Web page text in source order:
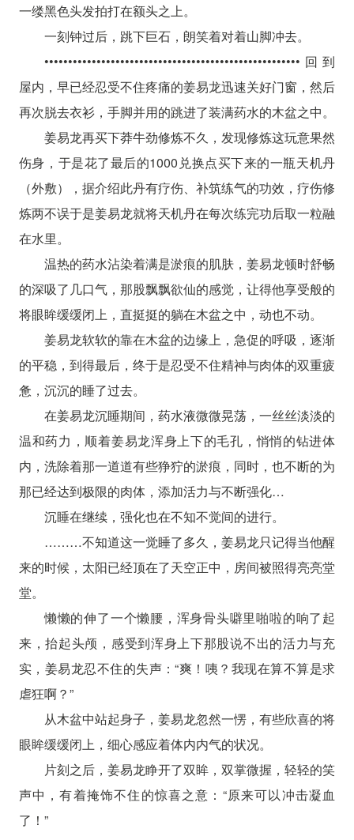
一缕黑色头发拍打在额头之上。
一刻钟过后，跳下巨石，朗笑着对着山脚冲去。
••••••••••••••••••••••••••••••••••••••••••••••••••••••回到
屋内，早已经忍受不住疼痛的姜易龙迅速关好门窗，然后
再次脱去衣衫，手脚并用的跳进了装满药水的木盆之中。
姜易龙再买下莽牛劲修炼不久，发现修炼这玩意果然
伤身，于是花了最后的1000兑换点买下来的一瓶天机丹
（外敷），据介绍此丹有疗伤、补筑练气的功效，疗伤修
炼两不误于是姜易龙就将天机丹在每次练完功后取一粒融
在水里。
温热的药水沾染着满是淤痕的肌肤，姜易龙顿时舒畅
的深吸了几口气，那股飘飘欲仙的感觉，让得他享受般的
将眼眸缓缓闭上，直挺挺的躺在木盆之中，动也不动。
姜易龙软软的靠在木盆的边缘上，急促的呼吸，逐渐
的平稳，到得最后，终于是忍受不住精神与肉体的双重疲
惫，沉沉的睡了过去。
在姜易龙沉睡期间，药水液微微晃荡，一丝丝淡淡的
温和药力，顺着姜易龙浑身上下的毛孔，悄悄的钻进体
内，洗除着那一道道有些狰狞的淤痕，同时，也不断的为
那已经达到极限的肉体，添加活力与不断强化…
沉睡在继续，强化也在不知不觉间的进行。
………不知道这一觉睡了多久，姜易龙只记得当他醒
来的时候，太阳已经顶在了天空正中，房间被照得亮亮堂
堂。
懒懒的伸了一个懒腰，浑身骨头噼里啪啦的响了起
来，抬起头颅，感受到浑身上下那股说不出的活力与充
实，姜易龙忍不住的失声：“爽！咦？我现在算不算是求
虐狂啊？”
从木盆中站起身子，姜易龙忽然一愣，有些欣喜的将
眼眸缓缓闭上，细心感应着体内内气的状况。
片刻之后，姜易龙睁开了双眸，双掌微握，轻轻的笑
声中，有着掩饰不住的惊喜之意：“原来可以冲击凝血
了！”